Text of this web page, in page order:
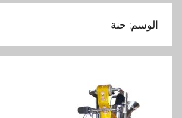
الوسم: حنة